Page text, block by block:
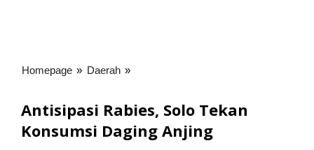
Homepage » Daerah »
Tekan
Konsumsi
Antisipasi Rabies, Solo Tekan
Konsumsi Daging Anjing